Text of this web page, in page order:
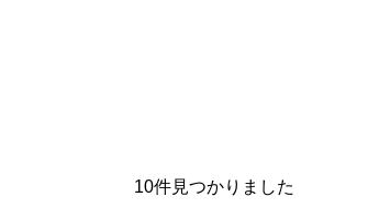
10件見つかりました